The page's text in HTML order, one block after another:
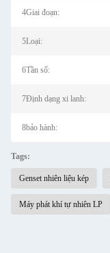
4Giai đoạn:
5Loại:
6Tần số:
7Định dạng xi lanh:
8bảo hành:
Tags:
Genset nhiên liệu kép
Máy phát khí tự nhiên LP